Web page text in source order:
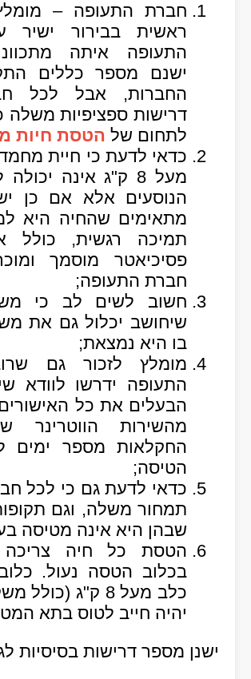
חברת התעופה –
ראשית בבירור
התעופה איתה
ישנם מספר כללים
החברות, אבל לכל
דרישות ספציפיות משלה
לתחום של הטסת חיות
כדאי לדעת כי חיית
מעל 8 ק"ג אינה
הנוסעים אלא אם כן
מתאימים שהחיה היא
תמיכה רגשית, כולל
פסיכיאטר מוסמך
חברת התעופה;
חשוב לשים לב כי
שיחושב יכלול גם את
בו היא נמצאת;
מומלץ לזכור גם
התעופה ידרשו לוודא
הבעלים את כל
מהשירות הווטרינר
החקלאות מספר ימים
הטיסה;
כדאי לדעת גם כי לכל
תמחור משלה, וגם
שבהן היא אינה מטיסה
הטסת כל חיה
בכלוב הטסה נעול.
כלב מעל 8 ק"ג
יהיה חייב לטוס בתא
ישנן מספר דרישות בסיסיות